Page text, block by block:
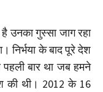
उनका गुस्सा जाग रहा
निर्भया के बाद पूरे देश
बार था जब हमने
की थी। 2012 के 16